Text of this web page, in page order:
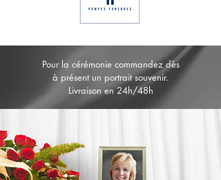
Pour la cérémonie commandez dès
à présent un portrait souvenir.
Livraison en 24h/48h